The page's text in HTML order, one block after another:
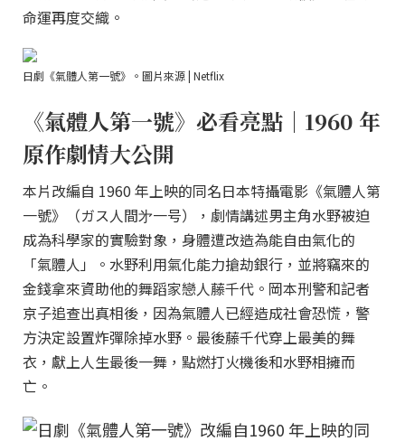
命運再度交織。
日劇《氣體人第一號》。圖片來源 | Netflix
《氣體人第一號》必看亮點｜1960 年
原作劇情大公開
本片改編自 1960 年上映的同名日本特攝電影《氣體人第
一號》（ガス人間㐧一号），劇情講述男主角水野被迫
成為科學家的實驗對象，身體遭改造為能自由氣化的
「氣體人」。水野利用氣化能力搶劫銀行，並將竊來的
金錢拿來資助他的舞蹈家戀人藤千代。岡本刑警和記者
京子追查出真相後，因為氣體人已經造成社會恐慌，警
方決定設置炸彈除掉水野。最後藤千代穿上最美的舞
衣，獻上人生最後一舞，點燃打火機後和水野相擁而
亡。